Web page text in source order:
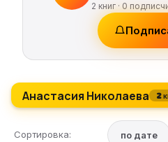
2 книг · 0
Анастасия Николаева 2
Сортировка: по дате